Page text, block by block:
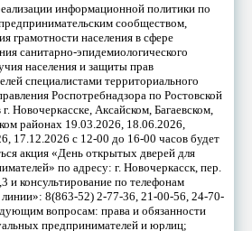
информационной политики по
сообществом,
грамотности населения в сфере
санитарно-эпидемиологического
населения и защиты прав
специалистами территориального
Роспотребнадзора по Ростовской
г. Новочеркасске, Аксайском, Багаевском,
районах 19.03.2026, 18.06.2026,
17.12.2026 с 12-00 до 16-00 часов будет
акция «День открытых дверей для
по адресу: г. Новочеркасск, пер.
и консультирование по телефонам
линии»: 8(863-52) 2-77-36, 21-00-56, 24-70-
вопросам: права и обязанности
предпринимателей и юрлиц;